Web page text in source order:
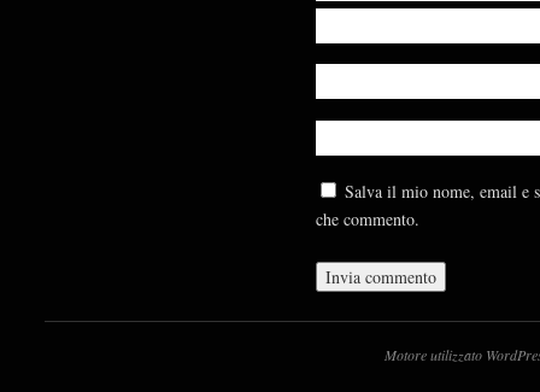
Salva il mio nome, email e
che commento.
Motore utilizzato